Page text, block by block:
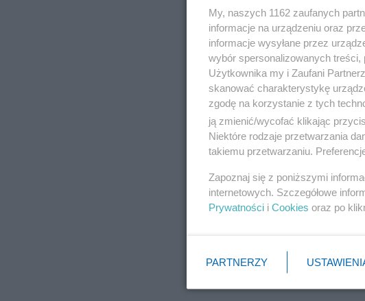
My, naszych 1162 zaufanych
informacje na urządzeniu oraz
informacje wysyłane przez
wybór spersonalizowanych treści,
Użytkownika my i Zaufani
skanować charakterystykę
zgodę na korzystanie z tych
ją zmienić/wycofać klikając
Niektóre rodzaje przetwarzania
takiemu przetwarzaniu.
Zapoznaj się z poniższymi
internetowych. Szczegółowe
Prywatności i Cookies oraz po
PARTNERZY